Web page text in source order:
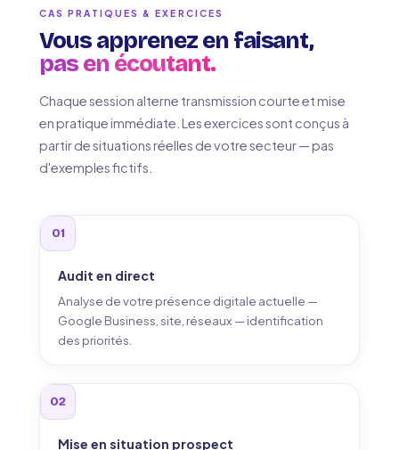
CAS PRATIQUES & EXERCICES
Vous apprenez en faisant,
pas en écoutant.
Chaque session alterne transmission courte et mise
en pratique immédiate. Les exercices sont conçus à
partir de situations réelles de votre secteur — pas
d'exemples fictifs.
01
Audit en direct
Analyse de votre présence digitale actuelle —
Google Business, site, réseaux — identification
des priorités.
02
Mise en situation prospect